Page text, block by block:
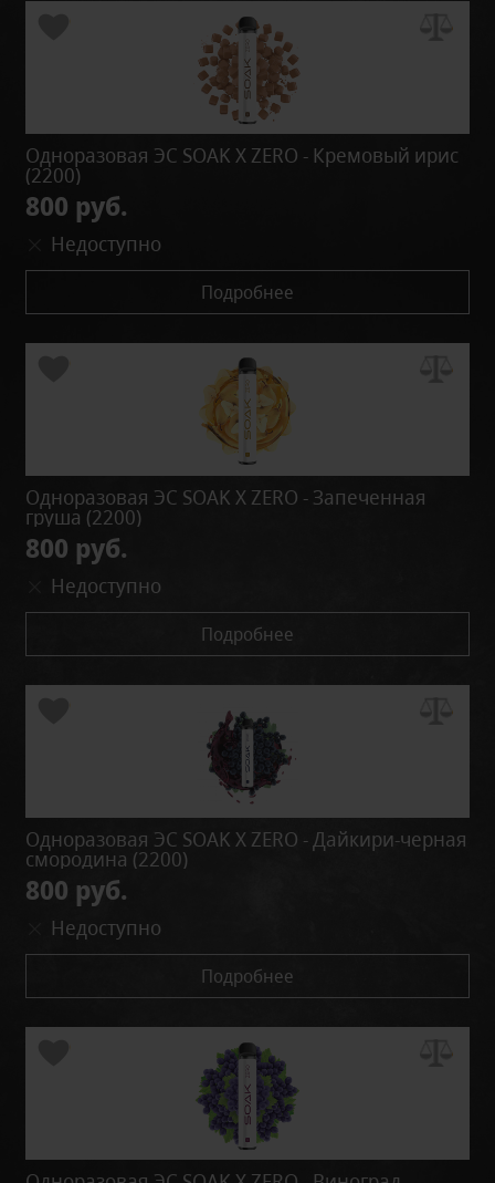
Одноразовая ЭС SOAK X ZERO - Кремовый ирис
(2200)
800 руб.
Недоступно
Подробнее
Одноразовая ЭС SOAK X ZERO - Запеченная
груша (2200)
800 руб.
Недоступно
Подробнее
Одноразовая ЭС SOAK X ZERO - Дайкири-черная
смородина (2200)
800 руб.
Недоступно
Подробнее